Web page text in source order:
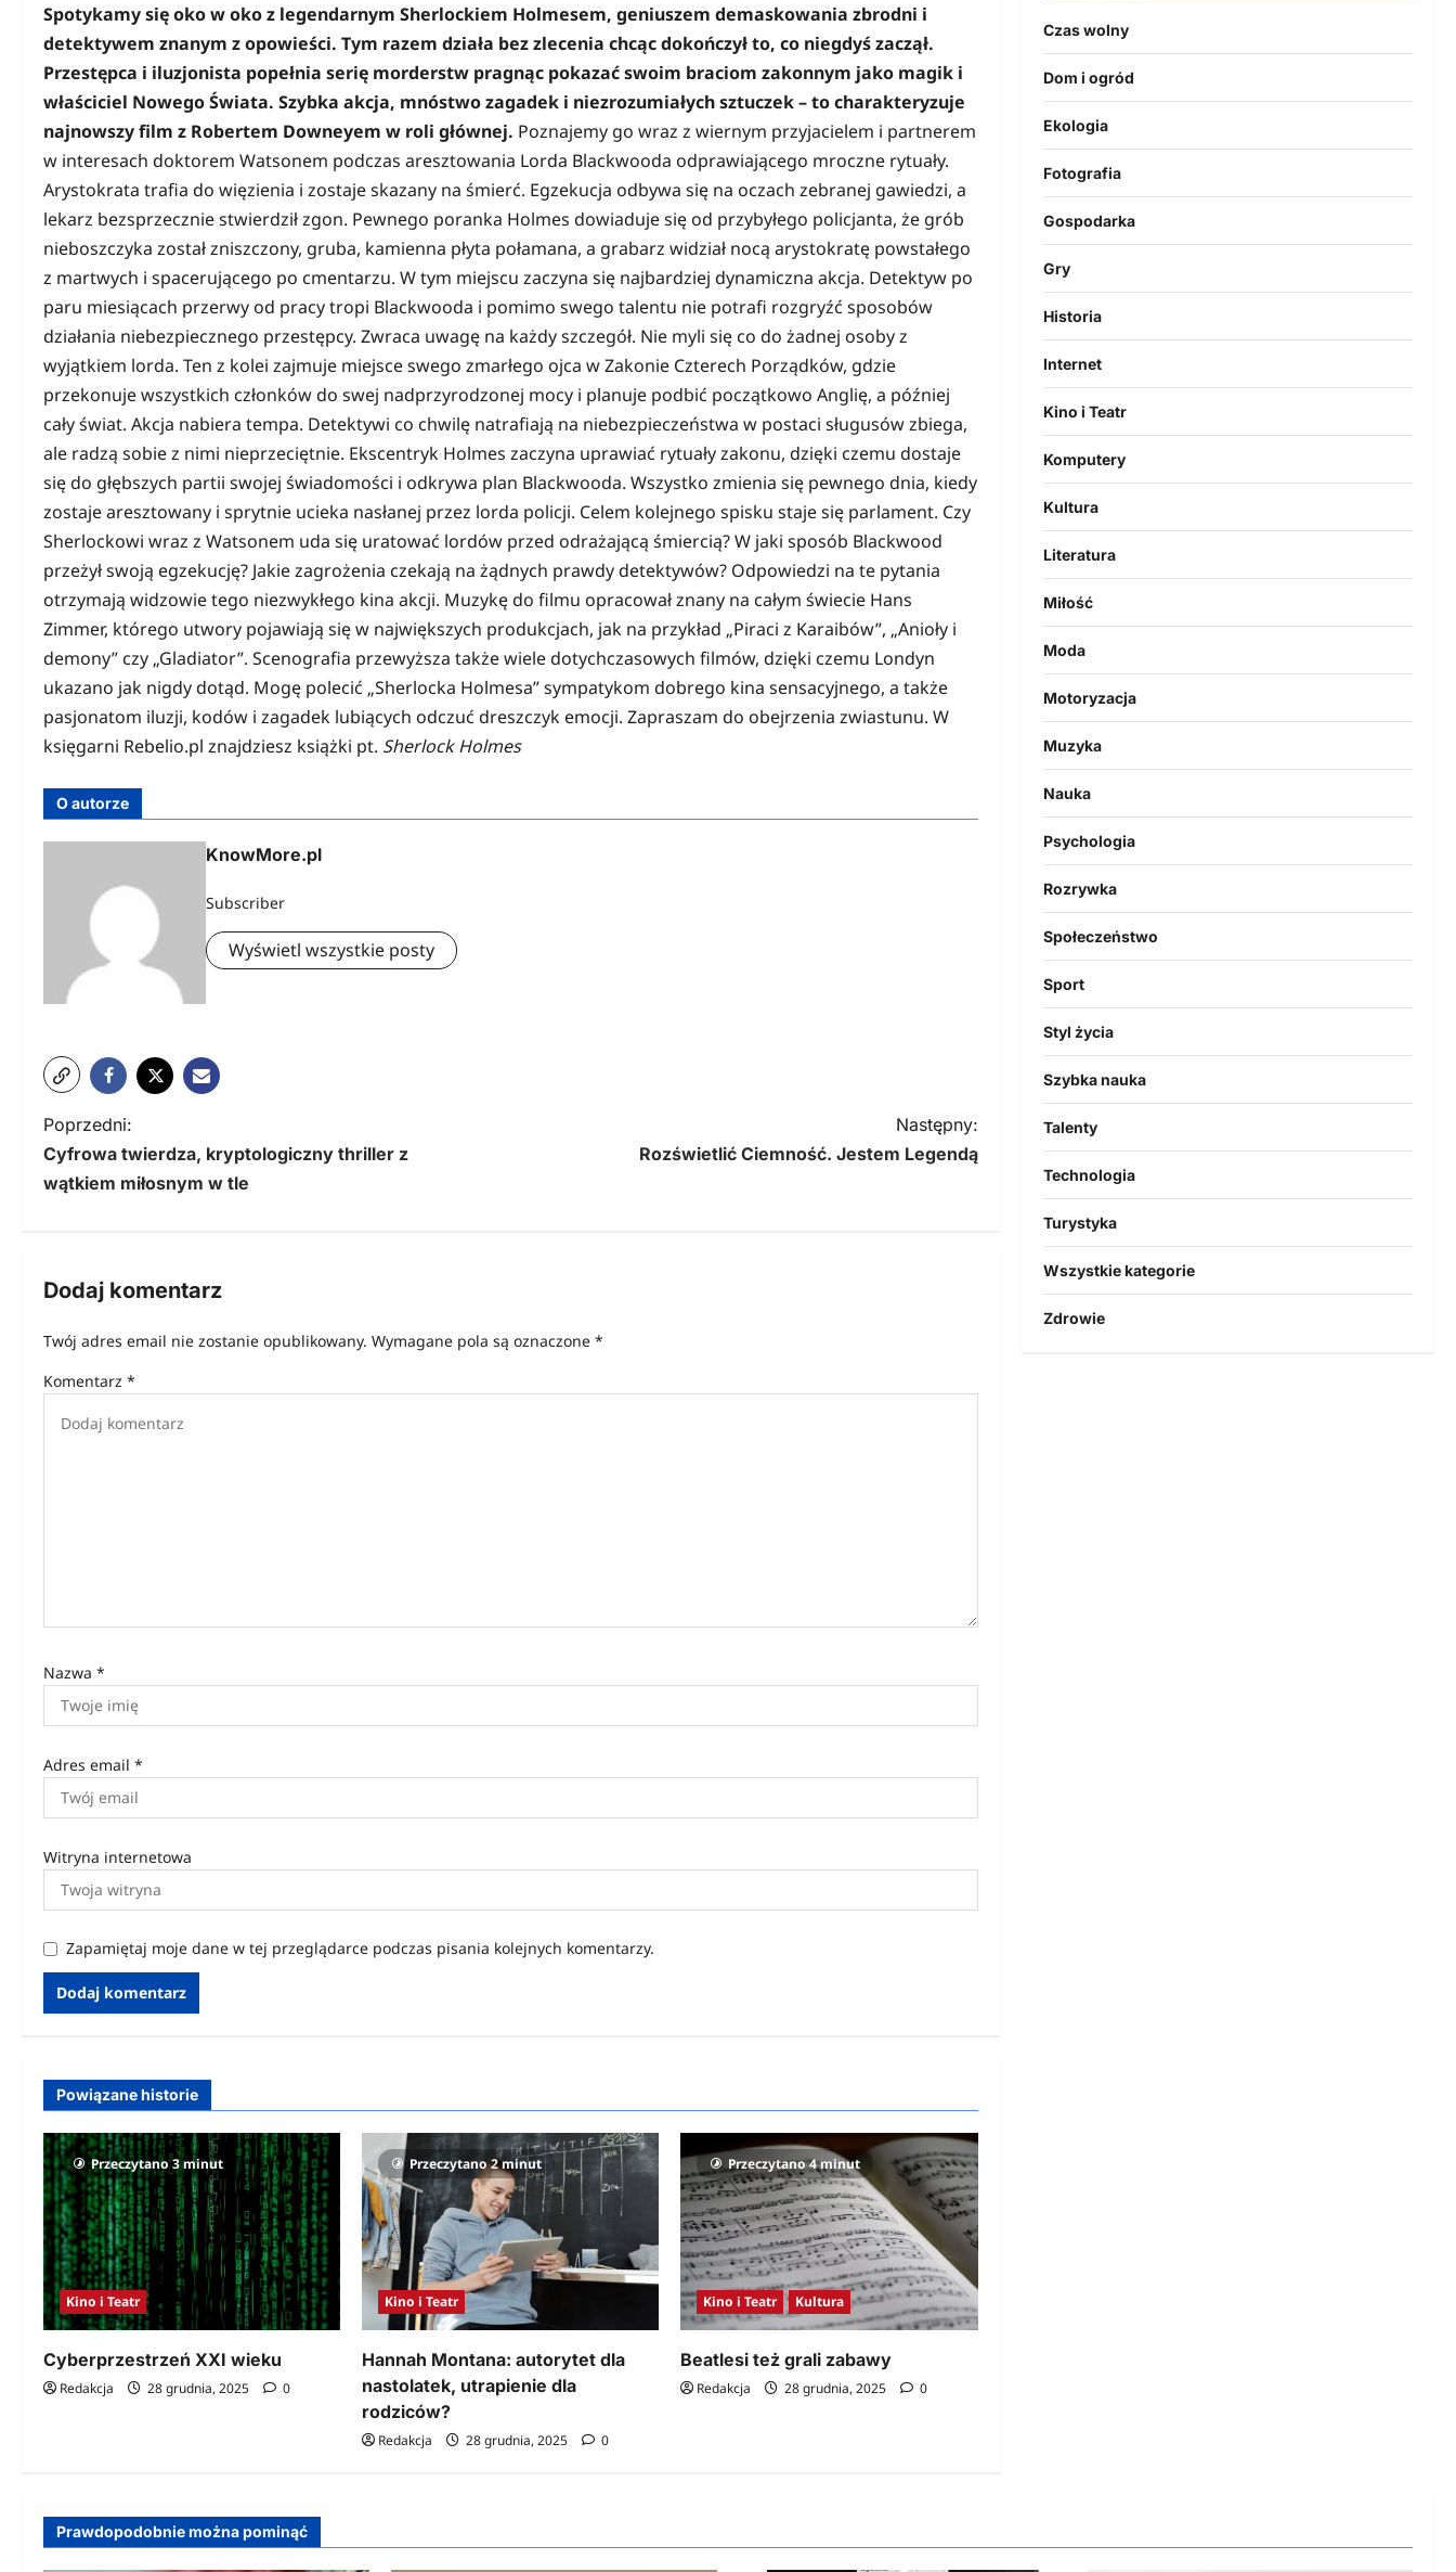
Spotykamy się oko w oko z legendarnym Sherlockiem Holmesem, geniuszem demaskowania zbrodni i
detektywem znanym z opowieści. Tym razem działa bez zlecenia chcąc dokończył to, co niegdyś zaczął.
Przestępca i iluzjonista popełnia serię morderstw pragnąc pokazać swoim braciom zakonnym jako magik i
właściciel Nowego Świata. Szybka akcja, mnóstwo zagadek i niezrozumiałych sztuczek – to charakteryzuje
najnowszy film z Robertem Downeyem w roli głównej. Poznajemy go wraz z wiernym przyjacielem i partnerem
w interesach doktorem Watsonem podczas aresztowania Lorda Blackwooda odprawiającego mroczne rytuały.
Arystokrata trafia do więzienia i zostaje skazany na śmierć. Egzekucja odbywa się na oczach zebranej gawiedzi, a
lekarz bezsprzecznie stwierdził zgon. Pewnego poranka Holmes dowiaduje się od przybyłego policjanta, że grób
nieboszczyka został zniszczony, gruba, kamienna płyta połamana, a grabarz widział nocą arystokratę powstałego
z martwych i spacerującego po cmentarzu. W tym miejscu zaczyna się najbardziej dynamiczna akcja. Detektyw po
paru miesiącach przerwy od pracy tropi Blackwooda i pomimo swego talentu nie potrafi rozgryźć sposobów
działania niebezpiecznego przestępcy. Zwraca uwagę na każdy szczegół. Nie myli się co do żadnej osoby z
wyjątkiem lorda. Ten z kolei zajmuje miejsce swego zmarłego ojca w Zakonie Czterech Porządków, gdzie
przekonuje wszystkich członków do swej nadprzyrodzonej mocy i planuje podbić początkowo Anglię, a później
cały świat. Akcja nabiera tempa. Detektywi co chwilę natrafiają na niebezpieczeństwa w postaci sługusów zbiega,
ale radzą sobie z nimi nieprzeciętnie. Ekscentryk Holmes zaczyna uprawiać rytuały zakonu, dzięki czemu dostaje
się do głębszych partii swojej świadomości i odkrywa plan Blackwooda. Wszystko zmienia się pewnego dnia, kiedy
zostaje aresztowany i sprytnie ucieka nasłanej przez lorda policji. Celem kolejnego spisku staje się parlament. Czy
Sherlockowi wraz z Watsonem uda się uratować lordów przed odrażającą śmiercią? W jaki sposób Blackwood
przeżył swoją egzekucję? Jakie zagrożenia czekają na żądnych prawdy detektywów? Odpowiedzi na te pytania
otrzymają widzowie tego niezwykłego kina akcji. Muzykę do filmu opracował znany na całym świecie Hans
Zimmer, którego utwory pojawiają się w największych produkcjach, jak na przykład „Piraci z Karaibów”, „Anioły i
demony” czy „Gladiator”. Scenografia przewyższa także wiele dotychczasowych filmów, dzięki czemu Londyn
ukazano jak nigdy dotąd. Mogę polecić „Sherlocka Holmesa” sympatykom dobrego kina sensacyjnego, a także
pasjonatom iluzji, kodów i zagadek lubiących odczuć dreszczyk emocji. Zapraszam do obejrzenia zwiastunu. W
księgarni Rebelio.pl znajdziesz książki pt. Sherlock Holmes
O autorze
KnowMore.pl
Subscriber
Wyświetl wszystkie posty
N
a
g
j
u
Poprzedni:
Cyfrowa twierdza, kryptologiczny thriller z
wątkiem miłosnym w tle
Następny:
Rozświetlić Ciemność. Jestem Legendą
Dodaj komentarz
Twój adres email nie zostanie opublikowany. Wymagane pola są oznaczone *
Komentarz *
Nazwa *
Adres email *
Witryna internetowa
Zapamiętaj moje dane w tej przeglądarce podczas pisania kolejnych komentarzy.
Powiązane historie
Przeczytano 3 minut
Kino i Teatr
Cyberprzestrzeń XXI wieku
Redakcja 28 grudnia, 2025 0
Przeczytano 2 minut
Kino i Teatr
Hannah Montana: autorytet dla
nastolatek, utrapienie dla
rodziców?
Redakcja 28 grudnia, 2025 0
Przeczytano 4 minut
Kino i Teatr Kultura
Beatlesi też grali zabawy
Redakcja 28 grudnia, 2025 0
Czas wolny
Dom i ogród
Ekologia
Fotografia
Gospodarka
Gry
Historia
Internet
Kino i Teatr
Komputery
Kultura
Literatura
Miłość
Moda
Motoryzacja
Muzyka
Nauka
Psychologia
Rozrywka
Społeczeństwo
Sport
Styl życia
Szybka nauka
Talenty
Technologia
Turystyka
Wszystkie kategorie
Zdrowie
Prawdopodobnie można pominąć